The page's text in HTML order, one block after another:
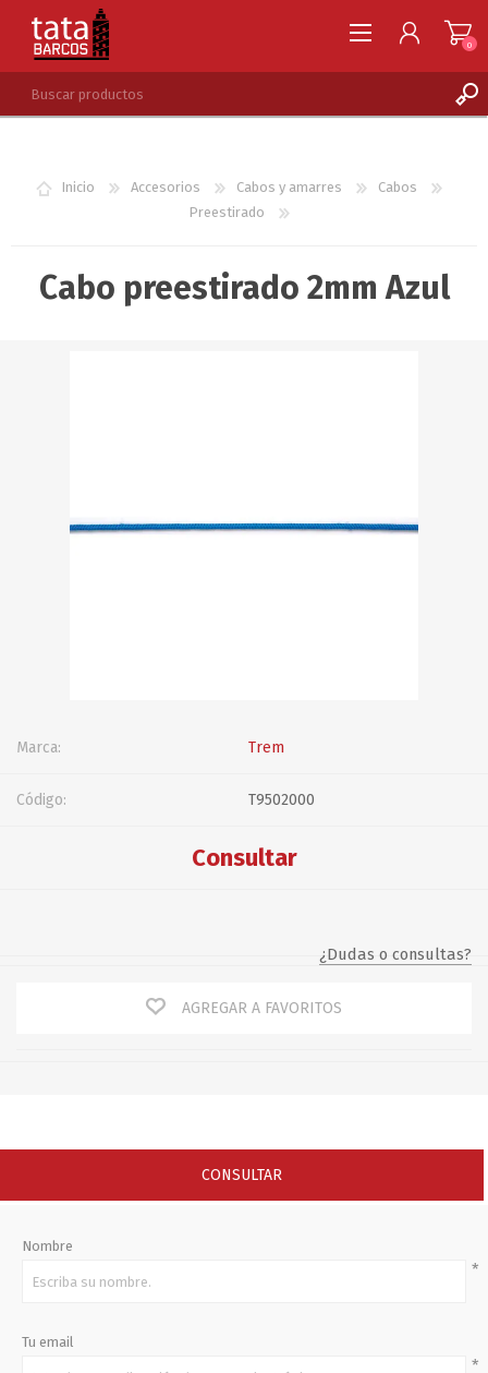
LISTA DE DESEOS
0
Inicio Accesorios Cabos y amarres
Cabos
Preestirado
Cabo preestirado 2mm Azul
Marca: Trem
Código: T9502000
Consultar
¿Dudas o consultas?
AGREGAR A FAVORITOS
CONSULTAR
Nombre
*
Tu email
*